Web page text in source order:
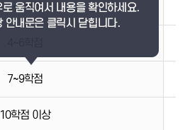
1~3학점
7~9학점
10학점 이상